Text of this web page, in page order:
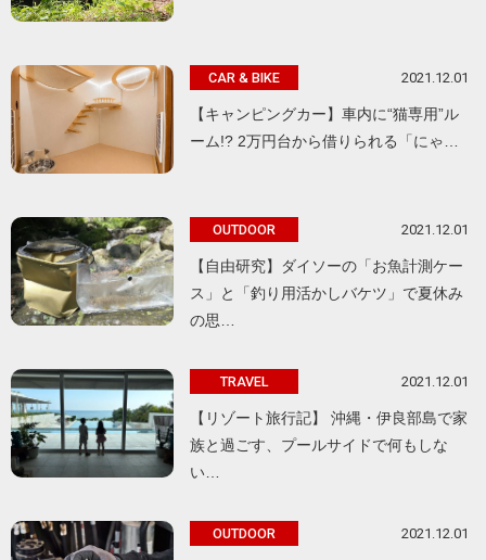
CAR & BIKE 2021.12.01
【キャンピングカー】車内に“猫専用”ル
ーム!? 2万円台から借りられる「にゃ…
OUTDOOR 2021.12.01
【自由研究】ダイソーの「お魚計測ケー
ス」と「釣り用活かしバケツ」で夏休み
の思…
TRAVEL 2021.12.01
【リゾート旅行記】 沖縄・伊良部島で家
族と過ごす、プールサイドで何もしな
い…
OUTDOOR 2021.12.01